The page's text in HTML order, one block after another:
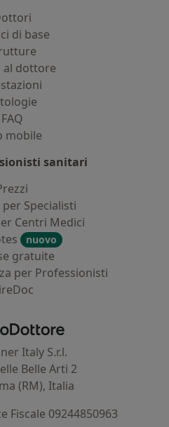
di base
al dottore
FAQ
mobile
sanitari
Specialisti
Centri Medici
nuovo
gratuite
per Professionisti
MioDottore - Homepage
Italy S.r.l.
Belle Arti 2
(RM), Italia
Fiscale 09244850963